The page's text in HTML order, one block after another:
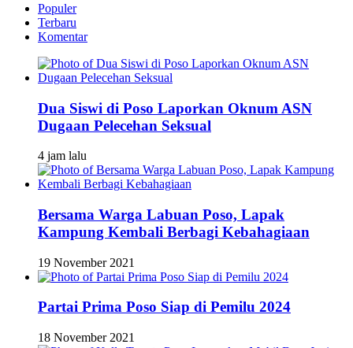
Populer
Terbaru
Komentar
Dua Siswi di Poso Laporkan Oknum ASN
Dugaan Pelecehan Seksual
4 jam lalu
Bersama Warga Labuan Poso, Lapak
Kampung Kembali Berbagi Kebahagiaan
19 November 2021
Partai Prima Poso Siap di Pemilu 2024
18 November 2021